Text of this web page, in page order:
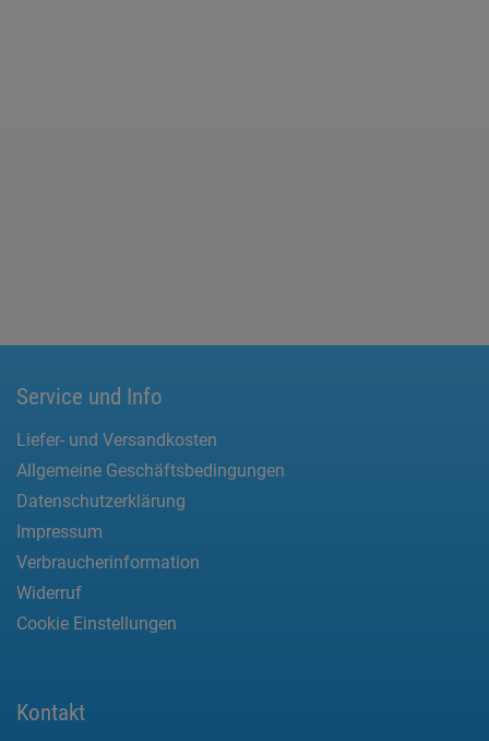
Service und Info
Liefer- und Versandkosten
Allgemeine Geschäftsbedingungen
Datenschutzerklärung
Impressum
Verbraucherinformation
Widerruf
Cookie Einstellungen
Kontakt